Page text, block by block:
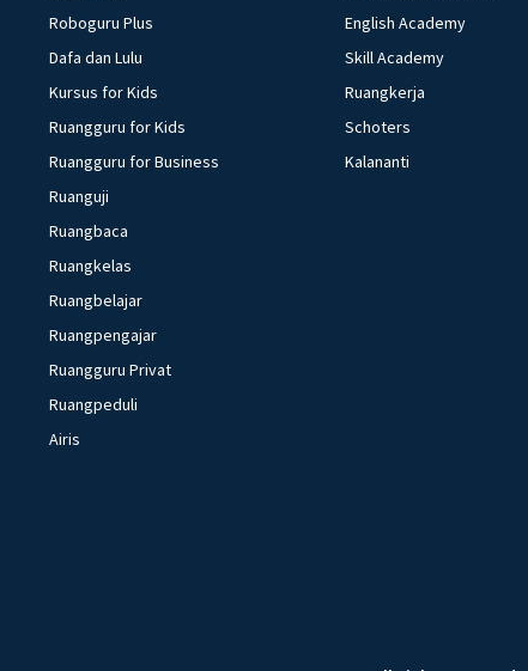
Roboguru Plus
Dafa dan Lulu
Kursus for Kids
Ruangguru for Kids
Ruangguru for Business
Ruanguji
Ruangbaca
Ruangkelas
Ruangbelajar
Ruangpengajar
Ruangguru Privat
Ruangpeduli
Airis
English Academy
Skill Academy
Ruangkerja
Schoters
Kalananti